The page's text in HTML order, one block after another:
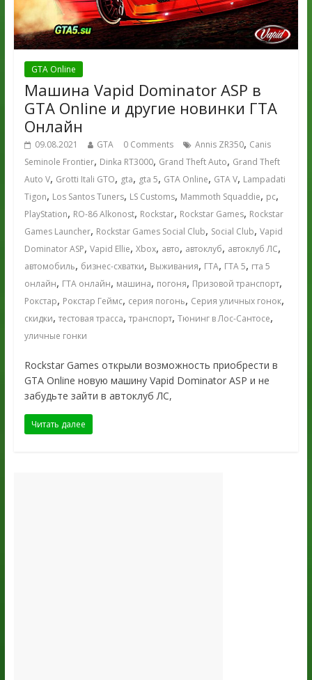
GTA Online
Машина Vapid Dominator ASP в
GTA Online и другие новинки ГТА
Онлайн
09.08.2021 GTA 0 Comments Annis ZR350, Canis
Seminole Frontier, Dinka RT3000, Grand Theft Auto, Grand Theft
Auto V, Grotti Itali GTO, gta, gta 5, GTA Online, GTA V, Lampadati
Tigon, Los Santos Tuners, LS Customs, Mammoth Squaddie, pc,
PlayStation, RO-86 Alkonost, Rockstar, Rockstar Games, Rockstar
Games Launcher, Rockstar Games Social Club, Social Club, Vapid
Dominator ASP, Vapid Ellie, Xbox, авто, автоклуб, автоклуб ЛС,
автомобиль, бизнес-схватки, Выживания, ГТА, ГТА 5, гта 5
онлайн, ГТА онлайн, машина, погоня, Призовой транспорт,
Рокстар, Рокстар Геймс, серия погонь, Серия уличных гонок,
скидки, тестовая трасса, транспорт, Тюнинг в Лос-Сантосе,
уличные гонки
Rockstar Games открыли возможность приобрести в
GTA Online новую машину Vapid Dominator ASP и не
забудьте зайти в автоклуб ЛС,
Читать далее